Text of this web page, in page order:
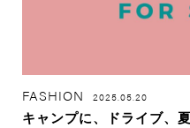
FASHION 2025.05.20
キャンプに、ドライブ、